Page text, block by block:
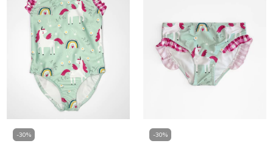
-30% -30%